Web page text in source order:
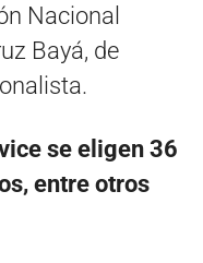
Nacional
Bayá, de
se eligen 36
entre otros